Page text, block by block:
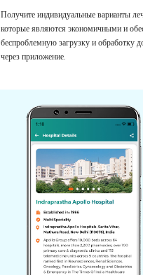
Получите индивидуальные варианты
которые являются экономичными и
беспроблемную загрузку и обработку
через приложение.